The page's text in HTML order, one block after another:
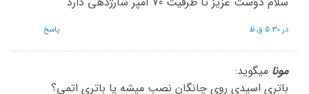
در 5:30 ق.ظ پاسخ
مونا میگوید:
باتری اسیدی روی چانگان نصب میشه یا باتری اتمی؟